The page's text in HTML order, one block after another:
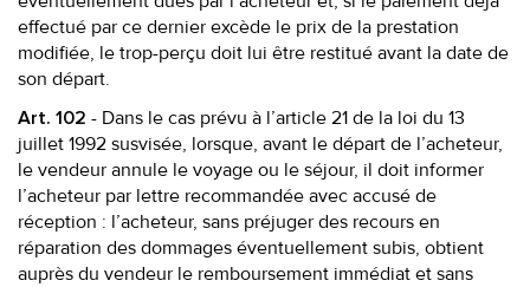
effectué par ce dernier excède le prix de la prestation
modifiée, le trop-perçu doit lui être restitué avant la date de
son départ.
Art. 102 - Dans le cas prévu à l’article 21 de la loi du 13
juillet 1992 susvisée, lorsque, avant le départ de l’acheteur,
le vendeur annule le voyage ou le séjour, il doit informer
l’acheteur par lettre recommandée avec accusé de
réception : l’acheteur, sans préjuger des recours en
réparation des dommages éventuellement subis, obtient
auprès du vendeur le remboursement immédiat et sans